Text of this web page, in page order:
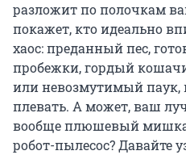
разложит по полочкам
покажет, кто идеально
хаос: преданный пес,
пробежки, гордый
или невозмутимый паук,
плевать. А может, ваш
вообще плюшевый
робот-пылесос? Давайте